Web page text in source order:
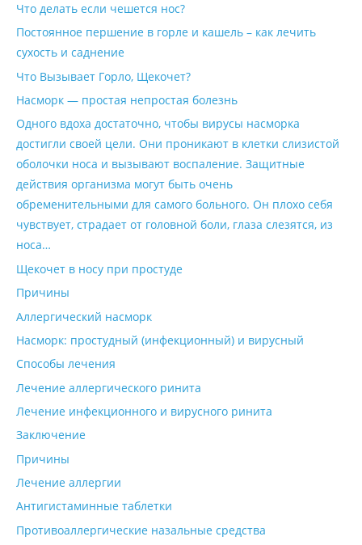
Что делать если чешется нос?
Постоянное першение в горле и кашель – как лечить
сухость и саднение
Что Вызывает Горло, Щекочет?
Насморк — простая непростая болезнь
Одного вдоха достаточно, чтобы вирусы насморка
достигли своей цели. Они проникают в клетки слизистой
оболочки носа и вызывают воспаление. Защитные
действия организма могут быть очень
обременительными для самого больного. Он плохо себя
чувствует, страдает от головной боли, глаза слезятся, из
носа…
Щекочет в носу при простуде
Причины
Аллергический насморк
Насморк: простудный (инфекционный) и вирусный
Способы лечения
Лечение аллергического ринита
Лечение инфекционного и вирусного ринита
Заключение
Причины
Лечение аллергии
Антигистаминные таблетки
Противоаллергические назальные средства